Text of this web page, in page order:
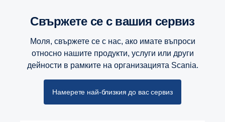
Свържете се с вашия сервиз
Моля, свържете се с нас, ако имате въпроси
относно нашите продукти, услуги или други
дейности в рамките на организацията Scania.
Намерете най-близкия до вас сервиз